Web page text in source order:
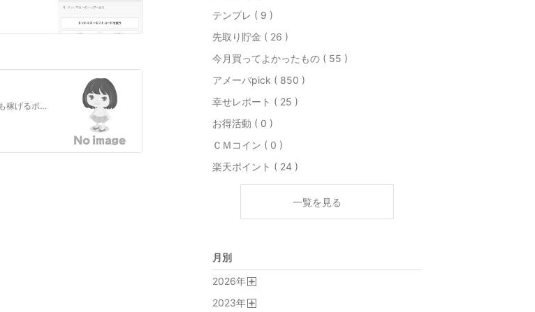
アクセス数が増えると嬉しいです１、ポイントサイトに登録する初心者でも稼げるポイントサイトにバナー広告やＵＲＬから登録してくださいモッピー友達紹介初心者でも安心…
テンプレ ( 9 )
先取り貯金 ( 26 )
今月買ってよかったもの ( 55 )
アメーバpick ( 850 )
幸せレポート ( 25 )
お得活動 ( 0 )
ＣＭコイン ( 0 )
楽天ポイント ( 24 )
一覧を見る
月別
2026年
2023年